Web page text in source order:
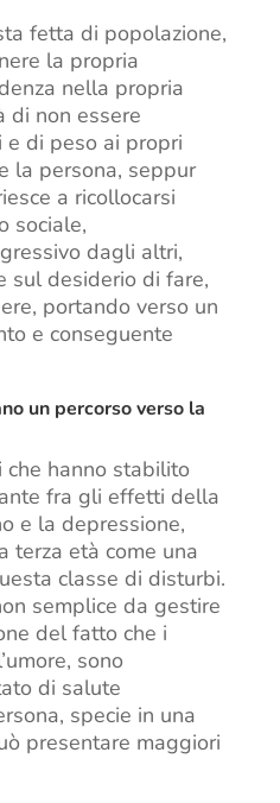
fetta di popolazione,
la propria
nella propria
di non essere
di peso ai propri
la persona, seppur
a ricollocarsi
sociale,
dagli altri,
sul desiderio di fare,
portando verso un
e conseguente
un percorso verso la
hanno stabilito
fra gli effetti della
e la depressione,
terza età come una
classe di disturbi.
semplice da gestire
del fatto che i
sono
di salute
specie in una
presentare maggiori